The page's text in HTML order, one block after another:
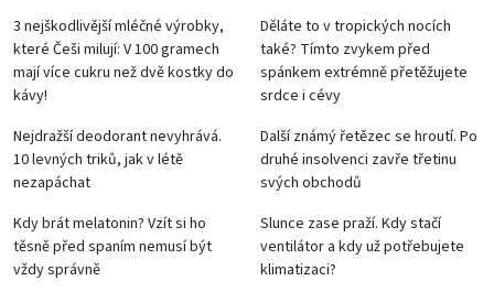
3 nejškodlivější mléčné výrobky,
které Češi milují: V 100 gramech
mají více cukru než dvě kostky do
kávy!
Děláte to v tropických nocích
také? Tímto zvykem před
spánkem extrémně přetěžujete
srdce i cévy
Nejdražší deodorant nevyhrává.
10 levných triků, jak v létě
nezapáchat
Další známý řetězec se hroutí. Po
druhé insolvenci zavře třetinu
svých obchodů
Kdy brát melatonin? Vzít si ho
těsně před spaním nemusí být
vždy správně
Slunce zase praží. Kdy stačí
ventilátor a kdy už potřebujete
klimatizaci?